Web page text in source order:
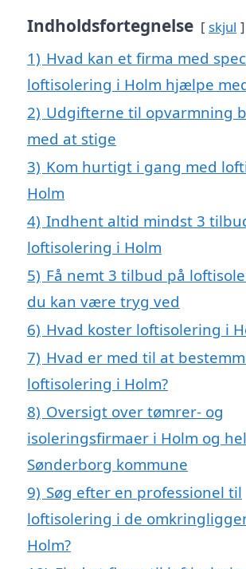
Indholdsfortegnelse skjul
1) Hvad kan et firma med
loftisolering i Holm hjælpe
2) Udgifterne til opvarmning
med at stige
3) Kom hurtigt i gang med
Holm
4) Indhent altid mindst 3
loftisolering i Holm
5) Få nemt 3 tilbud på
du kan være tryg ved
6) Hvad koster loftisolering i
7) Hvad er med til at
loftisolering i Holm?
8) Oversigt over tømrer- og
isoleringsfirmaer i Holm og
Sønderborg kommune
9) Søg efter en professionel til
loftisolering i de
Holm?